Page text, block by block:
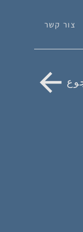
צור קשר